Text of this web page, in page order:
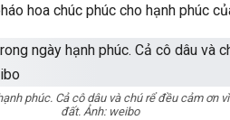
hoa chúc phúc cho hạnh phúc
phúc. Cả cô dâu và chú rể đều cảm ơn
đất. Ảnh: weibo
ĐỜI SỐNG
Bí Quyết Luyện Võ Và Áp Dụng Võ Thuật
Vào Đời Sống: Chia Sẻ…